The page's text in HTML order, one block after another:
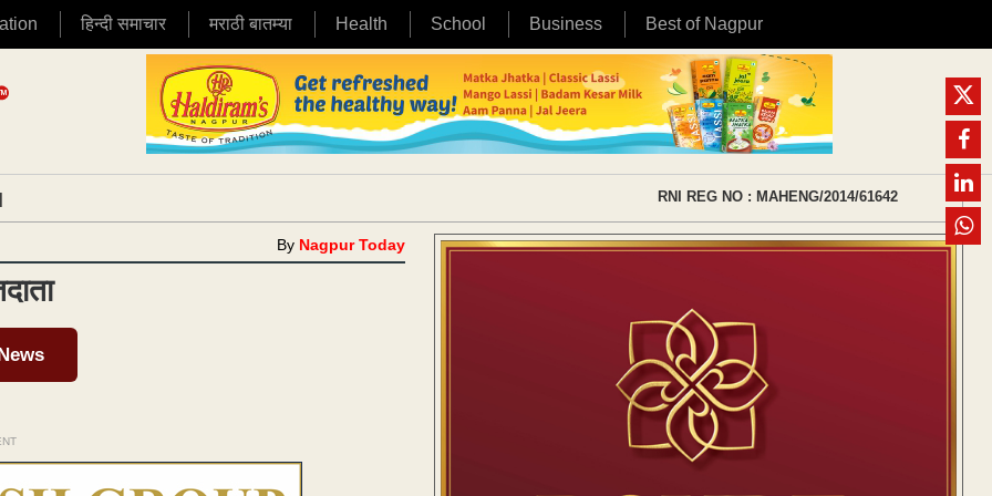
हिन्दी समाचार मराठी बातम्या Health School Business Best of Nagpur
RNI REG NO : MAHENG/2014/61642
By Nagpur Today